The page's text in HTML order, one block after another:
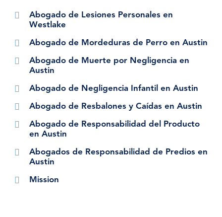
Abogado de Lesiones Personales en
Westlake
Abogado de Mordeduras de Perro en Austin
Abogado de Muerte por Negligencia en
Austin
Abogado de Negligencia Infantil en Austin
Abogado de Resbalones y Caídas en Austin
Abogado de Responsabilidad del Producto
en Austin
Abogados de Responsabilidad de Predios en
Austin
Mission